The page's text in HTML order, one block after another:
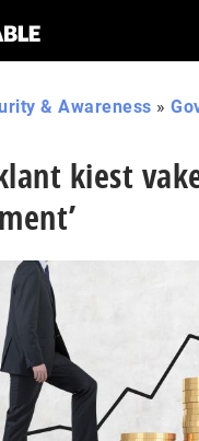
& Awareness »
kiest